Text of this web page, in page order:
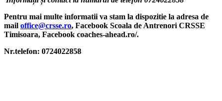
Pentru mai multe informatii va stam la dispozitie la adresa de
mail office@crsse.ro, Facebook Scoala de Antrenori CRSSE
Timisoara, Facebook coaches-ahead.ro/.
Nr.telefon: 0724022858